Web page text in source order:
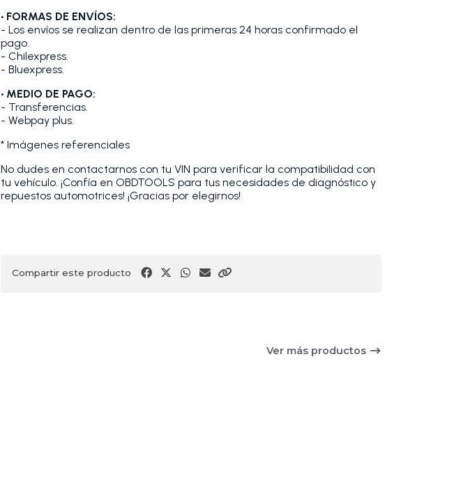
• FORMAS DE ENVÍOS:
- Los envíos se realizan dentro de las primeras 24 horas confirmado el
pago.
- Chilexpress.
- Bluexpress.
• MEDIO DE PAGO:
- Transferencias.
- Webpay plus.
* Imágenes referenciales
No dudes en contactarnos con tu VIN para verificar la compatibilidad con
tu vehículo. ¡Confía en OBDTOOLS para tus necesidades de diagnóstico y
repuestos automotrices! ¡Gracias por elegirnos!
Compartir este producto
Ver más productos